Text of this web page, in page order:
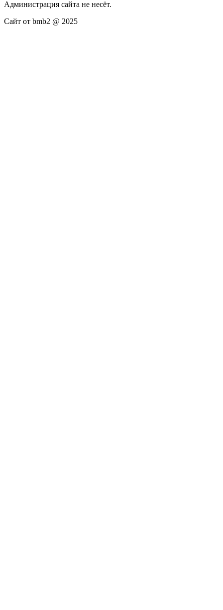
Администрация сайта не несёт.
Сайт от bmb2 @ 2025